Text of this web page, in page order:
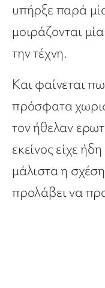
υπήρξε παρά
μοιράζονται
την τέχνη.
Και φαίνεται
πρόσφατα
τον ήθελαν
εκείνος είχε
μάλιστα η
προλάβει να